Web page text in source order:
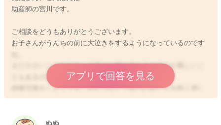
助産師の宮川です。
ご相談をどうもありがとうございます。
お子さんがうんちの前に大泣きをするようになっているのです
まだ小さいこともあり、上手にお腹に力を入れるのが難しいこ
ともあるのだと思います。
綿棒浣腸をしなくても、おむつなどで肛門のあたりを軽く押し
てみたり、刺激をしてみることでも、抵抗をするようにその方
アプリで回答を見る
ぬぬ